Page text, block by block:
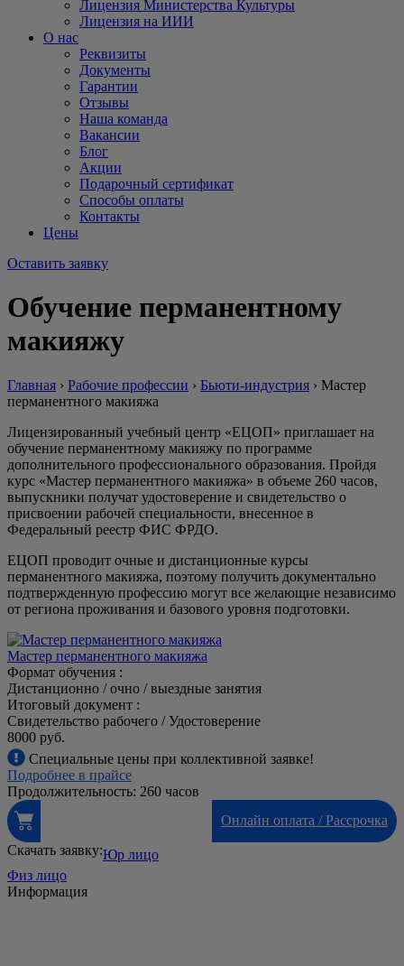
Лицензия Министерства Культуры
Лицензия на ИИИ
О нас
Реквизиты
Документы
Гарантии
Отзывы
Наша команда
Вакансии
Блог
Акции
Подарочный сертификат
Способы оплаты
Контакты
Цены
Оставить заявку
Обучение перманентному
макияжу
Главная › Рабочие профессии › Бьюти-индустрия › Мастер
перманентного макияжа
Лицензированный учебный центр «ЕЦОП» приглашает на
обучение перманентному макияжу по программе
дополнительного профессионального образования. Пройдя
курс «Мастер перманентного макияжа» в объеме 260 часов,
выпускники получат удостоверение и свидетельство о
присвоении рабочей специальности, внесенное в
Федеральный реестр ФИС ФРДО.
ЕЦОП проводит очные и дистанционные курсы
перманентного макияжа, поэтому получить документально
подтвержденную профессию могут все желающие независимо
от региона проживания и базового уровня подготовки.
Мастер перманентного макияжа
Формат обучения :
Дистанционно / очно / выездные занятия
Итоговый документ :
Свидетельство рабочего / Удостоверение
8000 руб.
Специальные цены при коллективной заявке!
Подробнее в прайсе
Продолжительность: 260 часов
Онлайн оплата / Рассрочка
Скачать заявку:Юр лицо
Физ лицо
Информация